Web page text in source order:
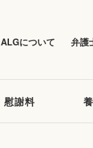
ALGについて 弁護
慰謝料